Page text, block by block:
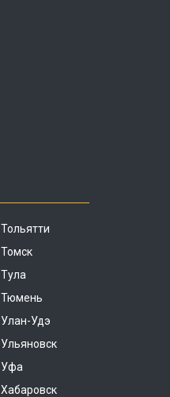
Тольятти
Томск
Тула
Тюмень
Улан-Удэ
Ульяновск
Уфа
Хабаровск